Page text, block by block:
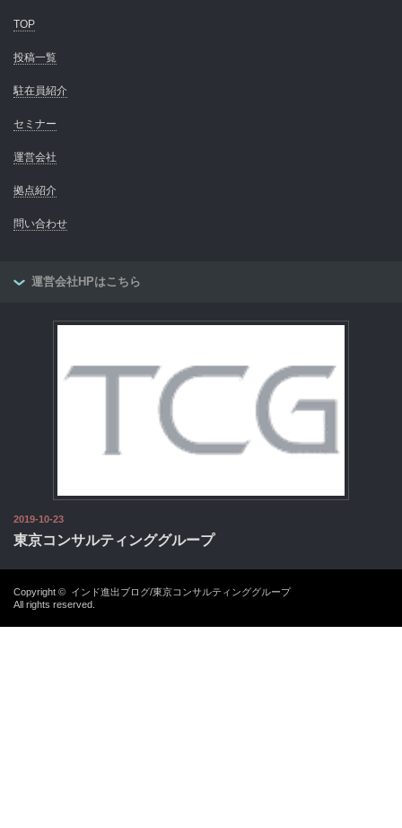
TOP
投稿一覧
駐在員紹介
セミナー
運営会社
拠点紹介
問い合わせ
運営会社HPはこちら
2019-10-23
東京コンサルティンググループ
Copyright © インド進出ブログ/東京コンサルティンググループ
All rights reserved.